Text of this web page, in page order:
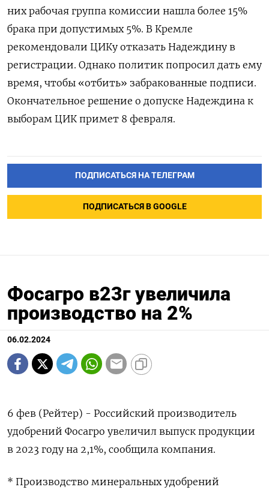
них рабочая группа комиссии нашла более 15%
брака при допустимых 5%. В Кремле
рекомендовали ЦИКу отказать Надеждину в
регистрации. Однако политик попросил дать ему
время, чтобы «отбить» забракованные подписи.
Окончательное решение о допуске Надеждина к
выборам ЦИК примет 8 февраля.
ПОДПИСАТЬСЯ НА ТЕЛЕГРАМ
ПОДПИСАТЬСЯ В GOOGLE
Фосагро в23г увеличила
производство на 2%
06.02.2024
6 фев (Рейтер) - Российский производитель
удобрений Фосагро увеличил выпуск продукции
в 2023 году на 2,1%, сообщила компания.
* Производство минеральных удобрений